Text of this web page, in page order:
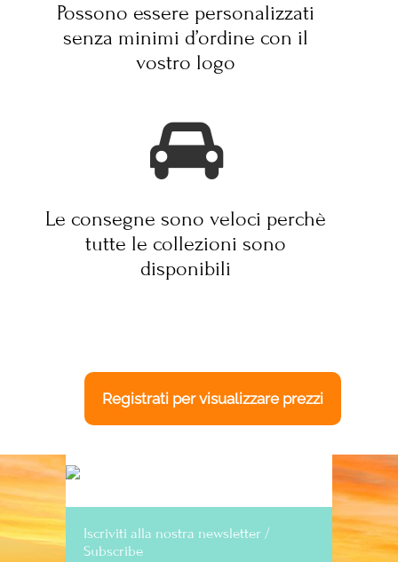
Possono essere personalizzati
senza minimi d’ordine con il
vostro logo
Le consegne sono veloci perchè
tutte le collezioni sono
disponibili
Registrati per visualizzare prezzi
Iscriviti alla nostra newsletter /
Subscribe